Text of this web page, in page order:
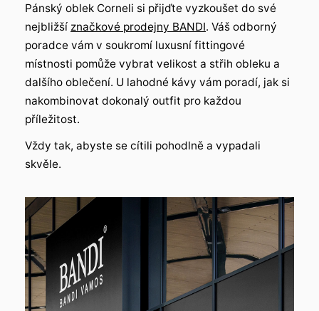
Pánský oblek Corneli si přijďte vyzkoušet do své
nejbližší značkové prodejny BANDI. Váš odborný
poradce vám v soukromí luxusní fittingové
místnosti pomůže vybrat velikost a střih obleku a
dalšího oblečení. U lahodné kávy vám poradí, jak si
nakombinovat dokonalý outfit pro každou
příležitost.
Vždy tak, abyste se cítili pohodlně a vypadali
skvěle.